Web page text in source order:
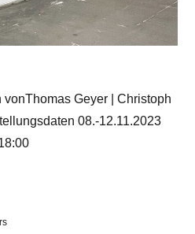
Geyer | Christoph
08.-12.11.2023